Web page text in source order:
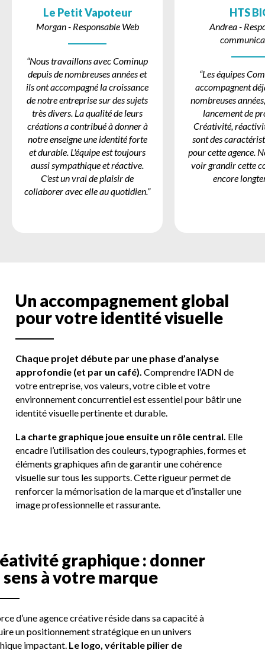
Le Petit Vapoteur
Morgan - Responsable Web
“Nous travaillons avec Cominup
depuis de nombreuses années et
ils ont accompagné la croissance
de notre entreprise sur des sujets
très divers. La qualité de leurs
créations a contribué à donner à
notre enseigne une identité forte
et durable. L'équipe est toujours
aussi sympathique et réactive.
C'est un vrai de plaisir de
collaborer avec elle au quotidien.”
HTS
Andrea -
“Les équipes
accompagnent
nombreuses
lancement de
Créativité,
sont des
pour cette agence.
voir grandir cette
encore
Un accompagnementglobal
pourvotreidentitévisuelle
Chaque projet débute par une phase d’analyse
approfondie (et par un café). Comprendre l’ADN de
votre entreprise, vos valeurs, votre cible et votre
environnement concurrentiel est essentiel pour bâtir une
identité visuelle pertinente et durable.
La charte graphique joue ensuite un rôle central. Elle
encadre l’utilisation des couleurs, typographies, formes et
éléments graphiques afin de garantir une cohérence
visuelle sur tous les supports. Cette rigueur permet de
renforcer la mémorisation de la marque et d’installer une
image professionnelle et rassurante.
éativitégraphique: donner
sens àvotre marque
d’une agence créative réside dans sa capacité à
un positionnement stratégique en un univers
impactant. Le logo, véritable pilier de